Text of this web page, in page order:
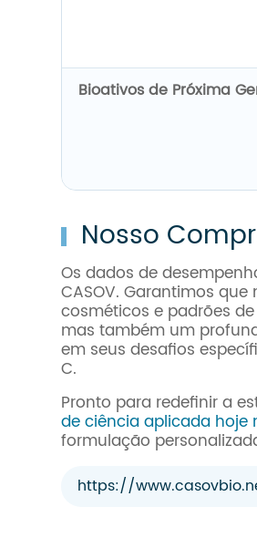
Bioativos de Próxima
Nosso
Os dados de
CASOV. Garantimos
cosméticos e padrões
mas também um
em seus desafios
C.
Pronto para redefinir a
de ciência aplicada hoje
formulação
https://